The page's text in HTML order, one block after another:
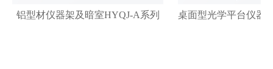
铝型材仪器架及暗室HYQJ-A系列 桌面型光学平台仪器